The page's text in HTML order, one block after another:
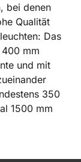
bei denen
Qualität
Das
mm
und mit
350
1500 mm